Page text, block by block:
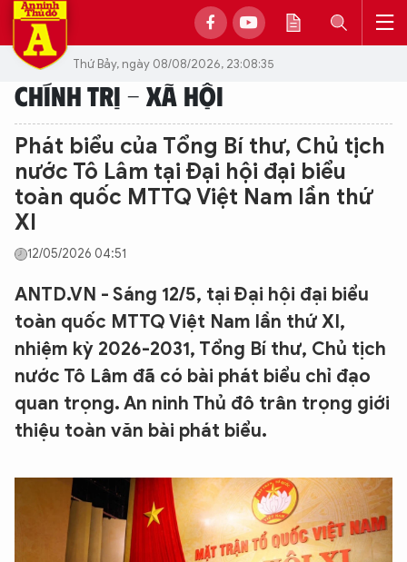
Thứ Bảy, ngày 08/08/2026, 23:08:35
CHÍNH TRỊ - XÃ HỘI
Phát biểu của Tổng Bí thư, Chủ tịch
nước Tô Lâm tại Đại hội đại biểu
toàn quốc MTTQ Việt Nam lần thứ
XI
12/05/2026 04:51
ANTD.VN - Sáng 12/5, tại Đại hội đại biểu
toàn quốc MTTQ Việt Nam lần thứ XI,
nhiệm kỳ 2026-2031, Tổng Bí thư, Chủ tịch
nước Tô Lâm đã có bài phát biểu chỉ đạo
quan trọng. An ninh Thủ đô trân trọng giới
thiệu toàn văn bài phát biểu.